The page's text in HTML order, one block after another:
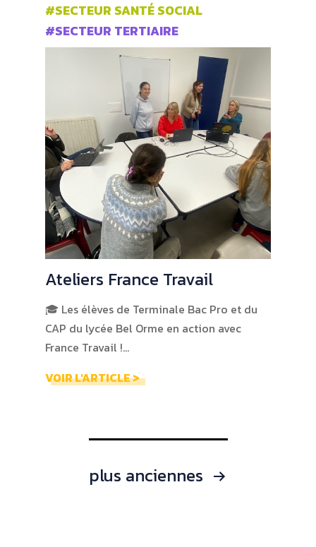
#SECTEUR SANTÉ SOCIAL
#SECTEUR TERTIAIRE
Ateliers France Travail
🎓 Les élèves de Terminale Bac Pro et du
CAP du lycée Bel Orme en action avec
France Travail !…
VOIR L'ARTICLE >
Navigation
plus anciennes